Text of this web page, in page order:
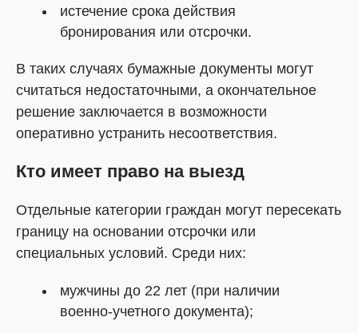
истечение срока действия
бронирования или отсрочки.
В таких случаях бумажные документы могут
считаться недостаточными, а окончательное
решение заключается в возможности
оперативно устранить несоответствия.
Кто имеет право на выезд
Отдельные категории граждан могут пересекать
границу на основании отсрочки или
специальных условий. Среди них:
мужчины до 22 лет (при наличии
военно-учетного документа);